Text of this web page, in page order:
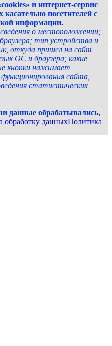
и интернет-сервис
посетителей с
информации.
о местоположении;
тип устройства и
откуда пришел на сайт
ОС и браузера; какие
кнопки нажимает
сайта,
статистических
данные обрабатывались,
обработку данныхПолитика